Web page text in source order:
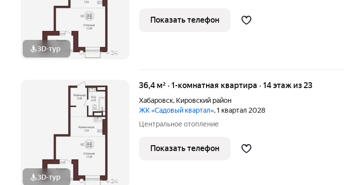
3D-тур + 24
Показать телефон
3D-тур + 24
36,4 м² · 1-комнатная квартира · 14 этаж из 23
Хабаровск, Кировский район
ЖК «Садовый квартал», 1 квартал 2028
Центральное отопление
Показать телефон